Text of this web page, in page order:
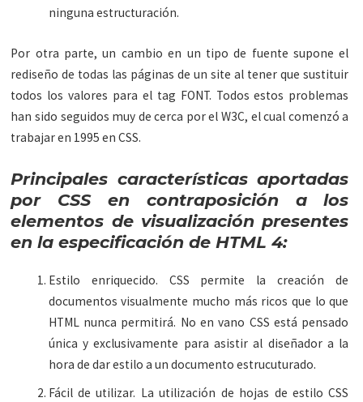
ninguna estructuración.
Por otra parte, un cambio en un tipo de fuente supone el
rediseño de todas las páginas de un site al tener que sustituir
todos los valores para el tag FONT. Todos estos problemas
han sido seguidos muy de cerca por el W3C, el cual comenzó a
trabajar en 1995 en CSS.
Principales características aportadas
por CSS en contraposición a los
elementos de visualización presentes
en la especificación de HTML 4:
Estilo enriquecido. CSS permite la creación de
documentos visualmente mucho más ricos que lo que
HTML nunca permitirá. No en vano CSS está pensado
única y exclusivamente para asistir al diseñador a la
hora de dar estilo a un documento estrucuturado.
Fácil de utilizar. La utilización de hojas de estilo CSS